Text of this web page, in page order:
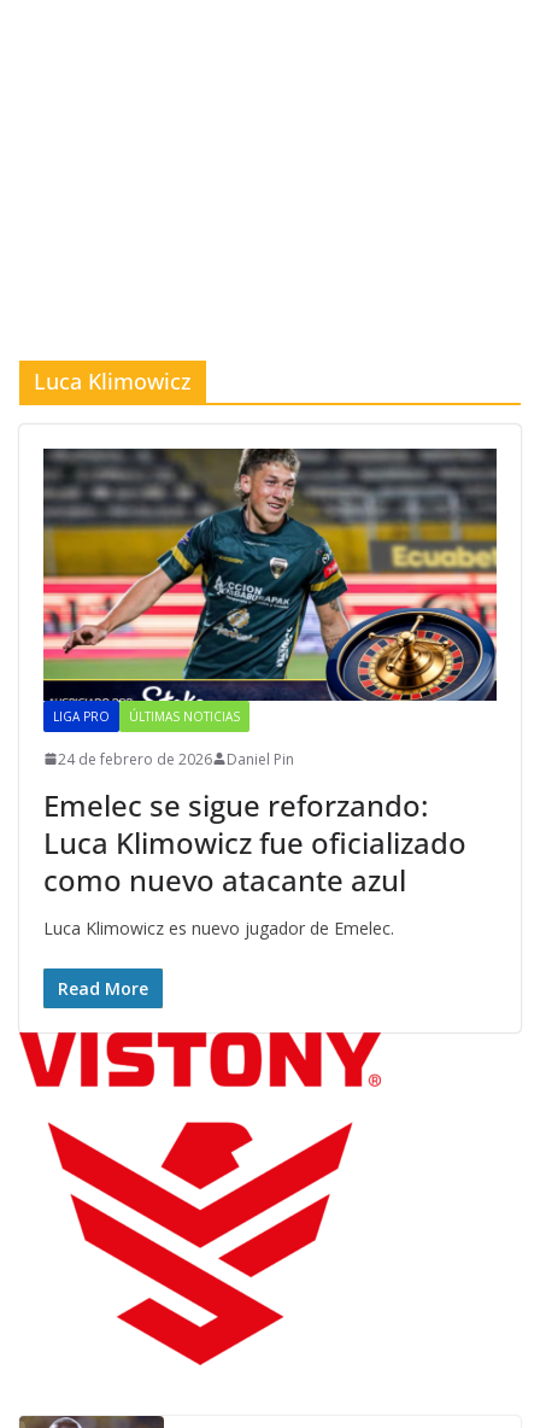
Luca Klimowicz
LIGA PRO ÚLTIMAS NOTICIAS
24 de febrero de 2026 Daniel Pin
Emelec se sigue reforzando:
Luca Klimowicz fue oficializado
como nuevo atacante azul
Luca Klimowicz es nuevo jugador de Emelec.
Read More